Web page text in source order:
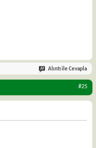
Alıntı ile Cevapla
#25